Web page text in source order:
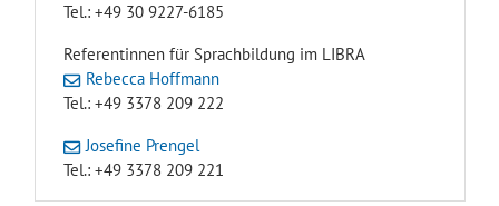
Tel.: +49 30 9227-6185
Referentinnen für Sprachbildung im LIBRA
Rebecca Hoffmann
Tel.: +49 3378 209 222
Josefine Prengel
Tel.: +49 3378 209 221